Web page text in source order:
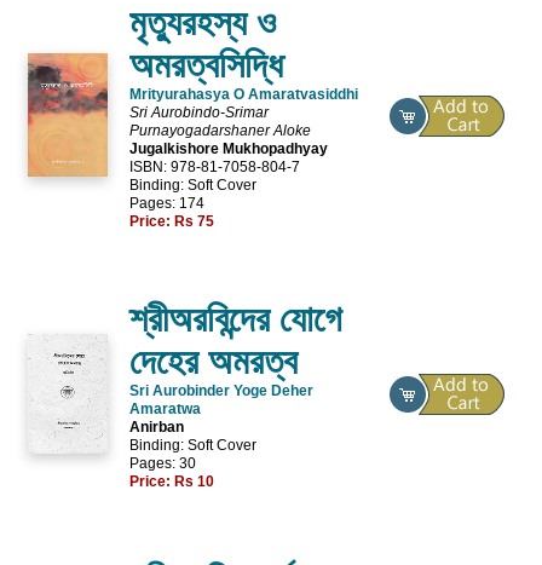
মৃত্যুরহস্য ও
অমরত্বসিদ্ধি
Mrityurahasya O Amaratvasiddhi
Sri Aurobindo-Srimar
Purnayogadarshaner Aloke
Jugalkishore Mukhopadhyay
ISBN: 978-81-7058-804-7
Binding: Soft Cover
Pages: 174
Price: Rs 75
শ্রীঅরবিন্দের যোগে
দেহের অমরত্ব
Sri Aurobinder Yoge Deher
Amaratwa
Anirban
Binding: Soft Cover
Pages: 30
Price: Rs 10